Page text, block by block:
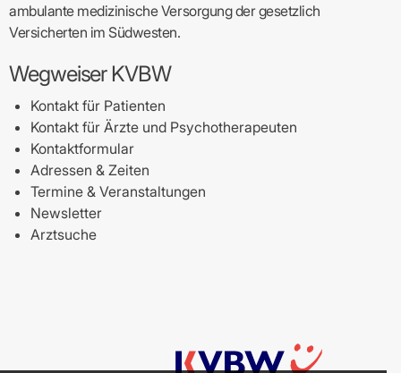
ambulante medizinische Versorgung der gesetzlich
Versicherten im Südwesten.
Wegweiser KVBW
Kontakt für Patienten
Kontakt für Ärzte und Psychotherapeuten
Kontaktformular
Adressen & Zeiten
Termine & Veranstaltungen
Newsletter
Arztsuche